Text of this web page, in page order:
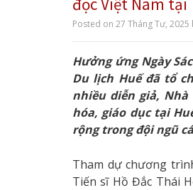
Posted on 27 Tháng Tư, 2025
Hưởng ứng Ngày
Du lịch Huế đã tổ
nhiều diễn giả,
hóa, giáo dục tại
rộng trong đội ngũ
Tham dự chương
Tiến sĩ Hồ Đắc Thái